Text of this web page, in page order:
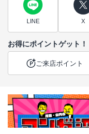
LINE X
お得にポイントゲット！
ご来店ポイント